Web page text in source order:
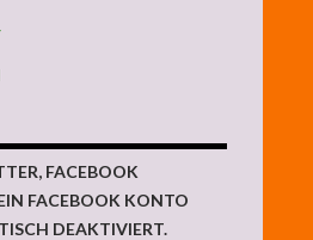
bevormundenden, immer
FACEBOOK
FACEBOOK KONTO
DEAKTIVIERT.